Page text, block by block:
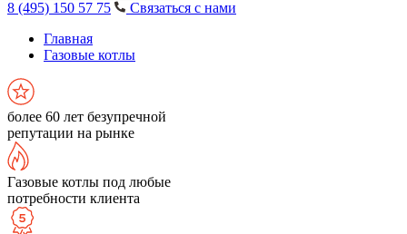
8 (495) 150 57 75
Связаться с нами
Главная
Газовые котлы
более 60 лет безупречной
репутации на рынке
Газовые котлы под любые
потребности клиента